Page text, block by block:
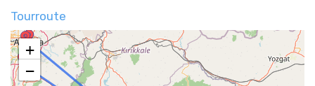
Tourroute
+
−